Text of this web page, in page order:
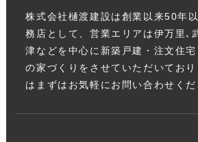
株式会社樋渡建設は創業以来50年
務店として、営業エリアは伊万里､
津などを中心に新築戸建・注文住
の家づくりをさせていただいてお
はまずはお気軽にお問い合わせくだ